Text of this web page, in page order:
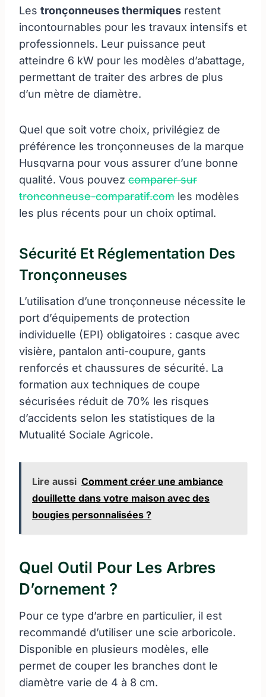
Les tronçonneuses thermiques restent
incontournables pour les travaux intensifs et
professionnels. Leur puissance peut
atteindre 6 kW pour les modèles d’abattage,
permettant de traiter des arbres de plus
d’un mètre de diamètre.
Quel que soit votre choix, privilégiez de
préférence les tronçonneuses de la marque
Husqvarna pour vous assurer d’une bonne
qualité. Vous pouvez comparer sur
tronconneuse-comparatif.com les modèles
les plus récents pour un choix optimal.
Sécurité Et Réglementation Des
Tronçonneuses
L’utilisation d’une tronçonneuse nécessite le
port d’équipements de protection
individuelle (EPI) obligatoires : casque avec
visière, pantalon anti-coupure, gants
renforcés et chaussures de sécurité. La
formation aux techniques de coupe
sécurisées réduit de 70% les risques
d’accidents selon les statistiques de la
Mutualité Sociale Agricole.
Lire aussi Comment créer une ambiance
douillette dans votre maison avec des
bougies personnalisées ?
Quel Outil Pour Les Arbres
D’ornement ?
Pour ce type d’arbre en particulier, il est
recommandé d’utiliser une scie arboricole.
Disponible en plusieurs modèles, elle
permet de couper les branches dont le
diamètre varie de 4 à 8 cm.